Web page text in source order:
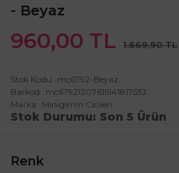
- Beyaz
960,00 TL 1.669,90 TL
Stok Kodu
mc6792-Beyaz
Barkod
mc67921207615141817533
Marka
Minigimin Cicileri
Stok Durumu Son 5 Ürün
Renk